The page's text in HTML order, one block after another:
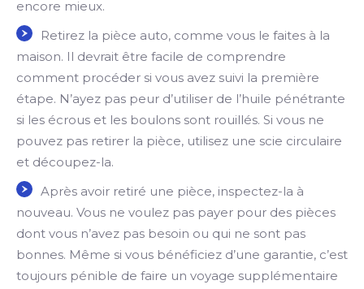
encore mieux.
Retirez la pièce auto, comme vous le faites à la
maison. Il devrait être facile de comprendre
comment procéder si vous avez suivi la première
étape. N’ayez pas peur d’utiliser de l’huile pénétrante
si les écrous et les boulons sont rouillés. Si vous ne
pouvez pas retirer la pièce, utilisez une scie circulaire
et découpez-la.
Après avoir retiré une pièce, inspectez-la à
nouveau. Vous ne voulez pas payer pour des pièces
dont vous n’avez pas besoin ou qui ne sont pas
bonnes. Même si vous bénéficiez d’une garantie, c’est
toujours pénible de faire un voyage supplémentaire